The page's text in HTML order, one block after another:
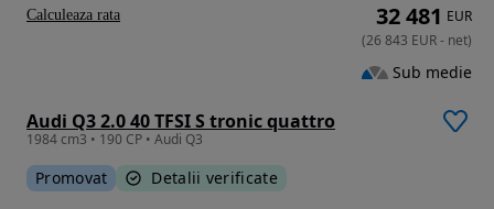
Audi Q3 2.0 40 TFSI S tronic quattro
1984 cm3 • 190 CP • Audi Q3
Promovat Detalii verificate
32 481 EUR
(26 843 EUR- net)
Sub medie
Calculeaza rata